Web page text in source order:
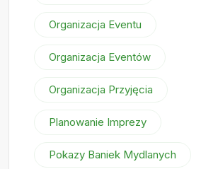
Organizacja Eventu
Organizacja Eventów
Organizacja Przyjęcia
Planowanie Imprezy
Pokazy Baniek Mydlanych